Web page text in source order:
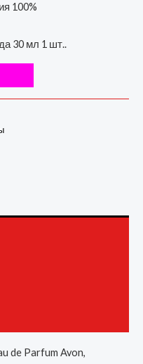
100%
30 мл 1 шт..
de Parfum Avon,